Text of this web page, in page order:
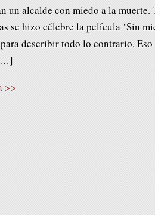
un alcalde con miedo a la muerte.
se hizo célebre la película ‘Sin
describir todo lo contrario.
>>